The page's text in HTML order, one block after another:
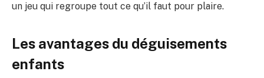
un jeu qui regroupe tout ce qu’il faut pour plaire.
Les avantages du déguisements
enfants